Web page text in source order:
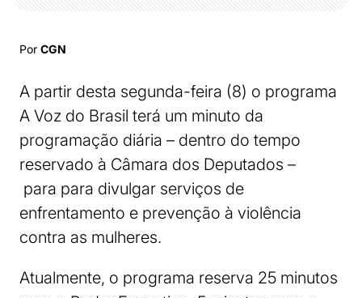
Por CGN
A partir desta segunda-feira (8) o programa
A Voz do Brasil terá um minuto da
programação diária – dentro do tempo
reservado à Câmara dos Deputados –
para para divulgar serviços de
enfrentamento e prevenção à violência
contra as mulheres.
Atualmente, o programa reserva 25 minutos